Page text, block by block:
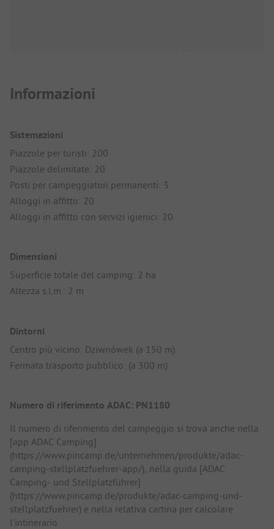
Informazioni
Sistemazioni
Piazzole per turisti: 200
Piazzole delimitate: 20
Posti per campeggiatori permanenti: 3
Alloggi in affitto: 20
Alloggi in affitto con servizi igienici: 20
Dimensioni
Superficie totale del camping: 2 ha
Altezza s.l.m.: 2 m
Dintorni
Centro più vicino: Dziwnówek (a 150 m)
Fermata trasporto pubblico: (a 300 m)
Numero di riferimento ADAC: PN1180
Il numero di riferimento del campeggio si trova anche nella
[app ADAC Camping]
(https://www.pincamp.de/unternehmen/produkte/adac-
camping-stellplatzfuehrer-app/), nella guida [ADAC
Camping- und Stellplatzführer]
(https://www.pincamp.de/produkte/adac-camping-und-
stellplatzfuehrer) e nella relativa cartina per calcolare
l'intinerario.